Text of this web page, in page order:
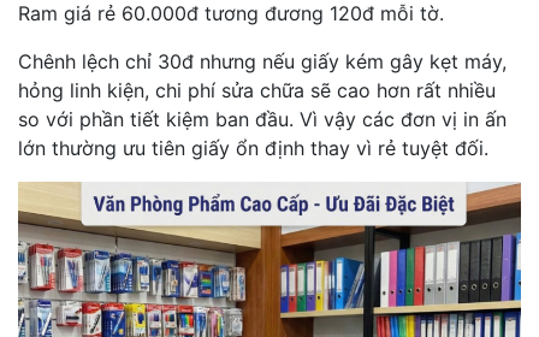
Ram giá rẻ 60.000đ tương đương 120đ mỗi tờ.
Chênh lệch chỉ 30đ nhưng nếu giấy kém gây kẹt máy,
hỏng linh kiện, chi phí sửa chữa sẽ cao hơn rất nhiều
so với phần tiết kiệm ban đầu. Vì vậy các đơn vị in ấn
lớn thường ưu tiên giấy ổn định thay vì rẻ tuyệt đối.